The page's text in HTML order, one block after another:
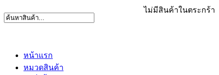
ไม่มีสินค้าในตระกร้า
หน้าแรก
หมวดสินค้า